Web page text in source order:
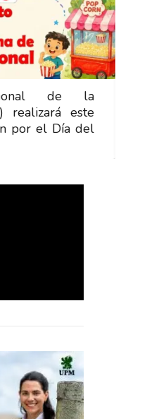
de la
realizará este
por el Día del